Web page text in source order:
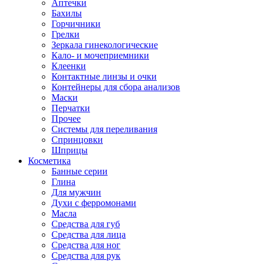
Аптечки
Бахилы
Горчичники
Грелки
Зеркала гинекологические
Кало- и мочеприемники
Клеенки
Контактные линзы и очки
Контейнеры для сбора анализов
Маски
Перчатки
Прочее
Системы для переливания
Спринцовки
Шприцы
Косметика
Банные серии
Глина
Для мужчин
Духи с ферромонами
Масла
Средства для губ
Средства для лица
Средства для ног
Средства для рук